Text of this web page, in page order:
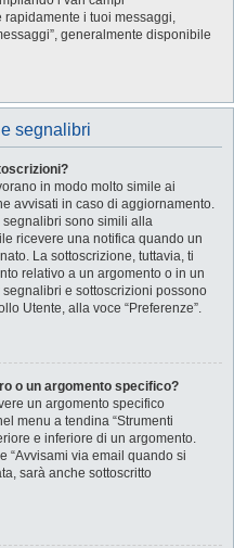
i tuoi messaggi,
generalmente disponibile
segnalibri
in modo molto simile ai
avvisati in caso di aggiornamento.
segnalibri sono simili alla
ricevere una notifica quando un
La sottoscrizione, tuttavia, ti
relativo a un argomento o in un
e sottoscrizioni possono
Utente, alla voce “Preferenze”.
o un argomento specifico?
un argomento specifico
menu a tendina “Strumenti
e inferiore di un argomento.
“Avvisami via email quando si
sarà anche sottoscritto